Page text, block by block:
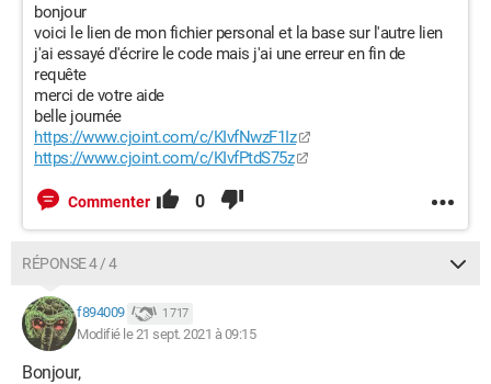
bonjour
voici le lien de mon fichier personal et la base sur l'autre lien
j'ai essayé d'écrire le code mais j'ai une erreur en fin de
requête
merci de votre aide
belle journée
https://www.cjoint.com/c/KIvfNwzF1Iz
https://www.cjoint.com/c/KIvfPtdS75z
Commenter 0
RÉPONSE 4 / 4
f894009 1 717
Modifié le 21 sept. 2021 à 09:15
Bonjour,